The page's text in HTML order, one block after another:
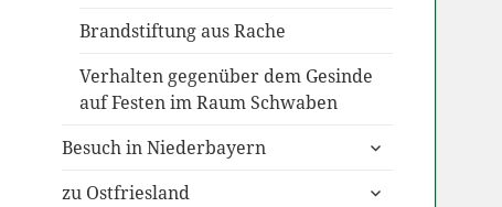
Brandstiftung aus Rache
Verhalten gegenüber dem Gesinde
auf Festen im Raum Schwaben
Besuch in Niederbayern
untermenü
zu Ostfriesland
untermenü